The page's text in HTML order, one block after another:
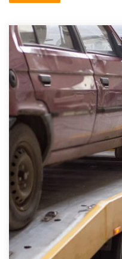
U kunt er ook voor
verkopen en op te laten
Ophaaldienst van
auto gratis ophalen in
contact op of maak een
direct een
aanvragen? Dat kan via
kenteken in en druk op
Wij kunnen u helpen
eigenlijk alle merken,
Chevrolet, Citroën,
Kia, Mazda, Mercedes
Peugeot, Porsche,
Toyota, Volkswagen en